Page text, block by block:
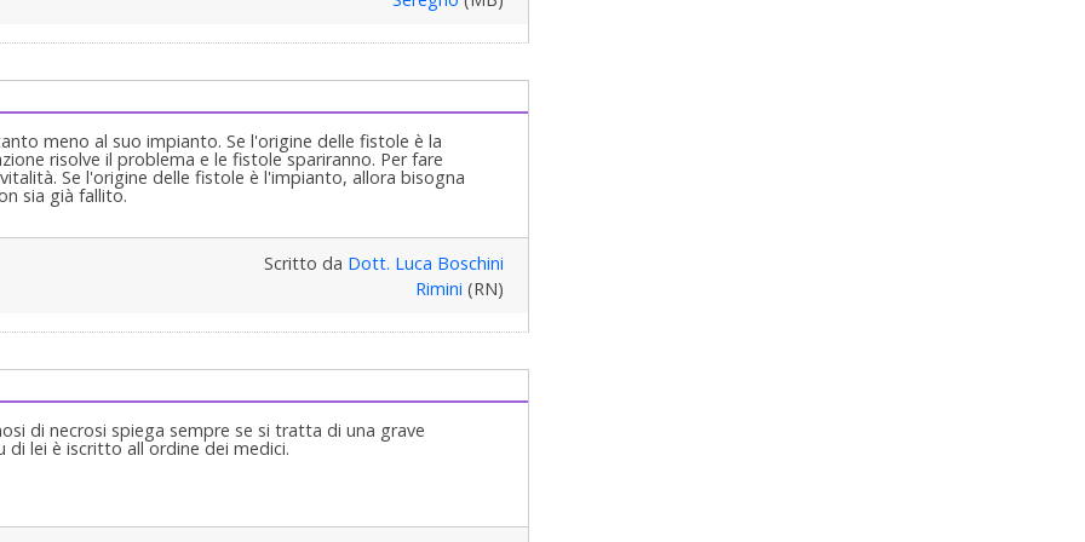
meno al suo impianto. Se l'origine delle fistole è la
risolve il problema e le fistole spariranno. Per fare
Se l'origine delle fistole è l'impianto, allora bisogna
sia già fallito.
Scritto da Dott. Luca Boschini
Rimini (RN)
di necrosi spiega sempre se si tratta di una grave
lei è iscritto all ordine dei medici.